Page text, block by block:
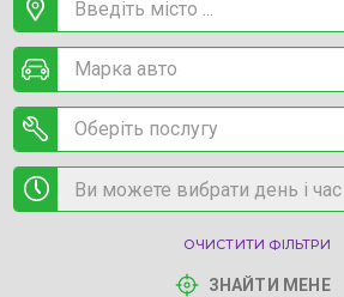
Введіть місто ...
Марка авто
Оберіть послугу
ОЧИСТИТИ ФІЛЬТРИ
ЗНАЙТИ МЕНЕ